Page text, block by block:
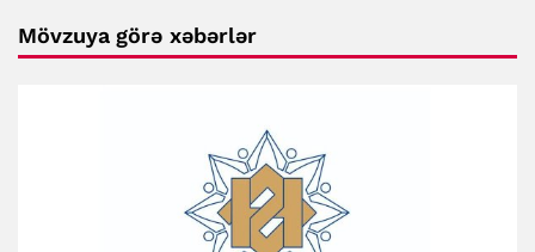
Mövzuya görə xəbərlər